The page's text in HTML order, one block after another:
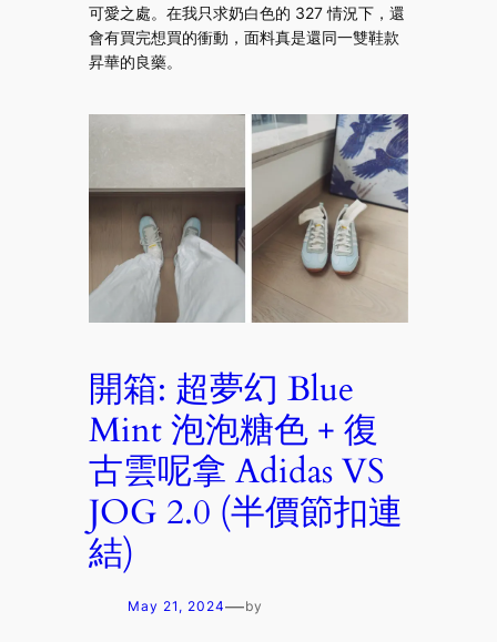
可愛之處。在我只求奶白色的 327 情況下，還
會有買完想買的衝動，面料真是還同一雙鞋款
昇華的良藥。
開箱: 超夢幻 Blue
Mint 泡泡糖色 + 復
古雲呢拿 Adidas VS
JOG 2.0 (半價節扣連
結)
May 21, 2024—by